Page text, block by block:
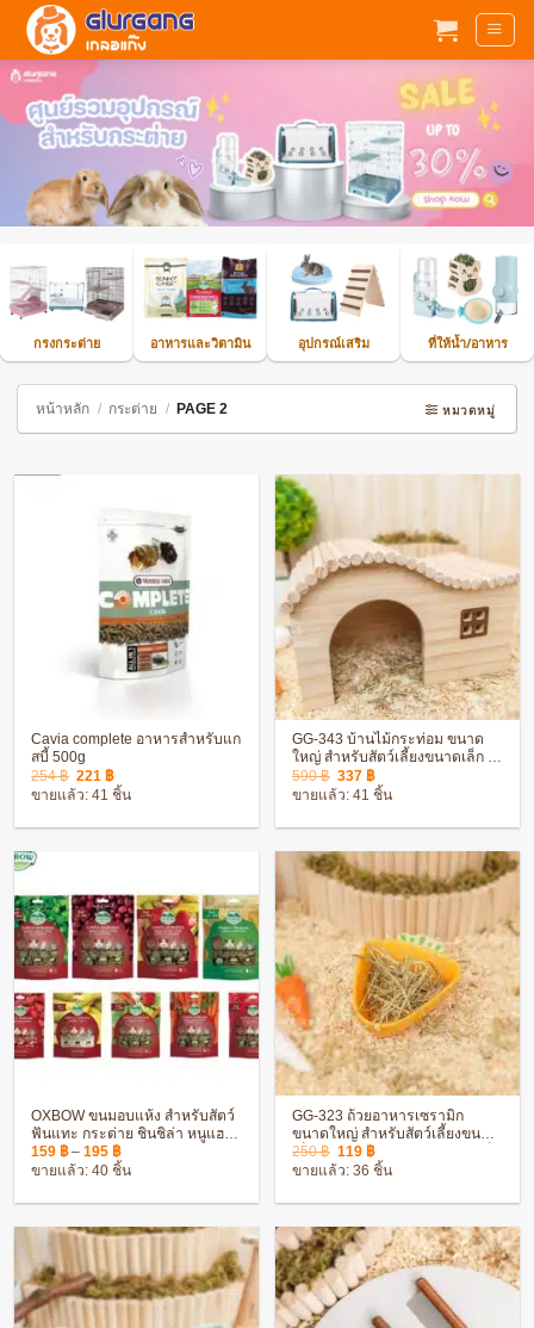
ข้าม
ยัง
กรงกระต่าย อาหารและวิตามิน อุปกรณ์เสริม ที่ให้น้ำ/อาหาร
หน้าหลัก / กระต่าย / PAGE 2 หมวดหมู่
Cavia complete อาหารสำหรับแก
สบี้ 500g
254฿ Original
price
was:
221 ฿Current
price
is:
ขายแล้ว: 41 ชิ้น
GG-343 บ้านไม้กระท่อม ขนาด
ใหญ่ สำหรับสัตว์เลี้ยงขนาดเล็ก –
ขนาดกลาง ตกแต่งกรง สวยงาม
590฿ Original
price
was:
337 ฿Current
price
is:
ขายแล้ว: 41 ชิ้น
OXBOW ขนมอบแห้ง สำหรับสัตว์
ฟันแทะ กระต่าย ชินชิล่า หนูแฮม
สเตอร์
159 ฿ – 195 ฿Price
range:
159 ฿
195 ฿
ขายแล้ว: 40 ชิ้น
GG-323 ถ้วยอาหารเซรามิก
ขนาดใหญ่ สำหรับสัตว์เลี้ยงขนาด
เล็ก-ขนาดกลาง เซรามิกหนา แข็ง
แรง
250฿ Original
price
was:
119 ฿Current
price
is:
ขายแล้ว: 36 ชิ้น